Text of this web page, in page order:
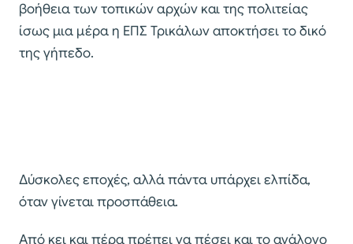
βοήθεια των τοπικών αρχών και της πολιτείας
ίσως μια μέρα η ΕΠΣ Τρικάλων αποκτήσει το δικό
της γήπεδο.
Δύσκολες εποχές, αλλά πάντα υπάρχει ελπίδα,
όταν γίνεται προσπάθεια.
Από κει και πέρα πρέπει να πέσει και το ανάλογο